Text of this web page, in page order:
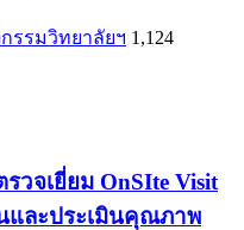
รรมวิทยาลัยฯ 1,124
วจเยี่ยม OnSIte Visit
และประเมินคุณภาพ